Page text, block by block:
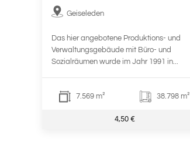
Geiseleden
Das hier angebotene Produktions- und
Verwaltungsgebäude mit Büro- und
Sozialräumen wurde im Jahr 1991 in...
7.569 m² 38.798 m²
4,50 €